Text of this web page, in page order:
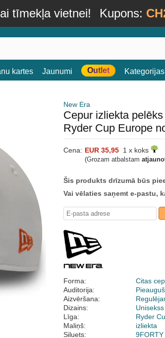
tīmekļa vietnei! Kupons:
kartes Jaunumi Outlet Kategorijas
New Era
Cepur izliekta
Ryder Cup Europe
Cena: EUR 35,95 1 x koks
(Grozam atbalstam
Šis produkts drīzumā būs
Vai vēlaties saņemt e-pastu,
Forma:
Citas
Auditorija:
Aizvēršana:
Dizains:
Unisekss
Līga:
Ryder
Maliņš:
izliekta
Siluets:
9FORTY